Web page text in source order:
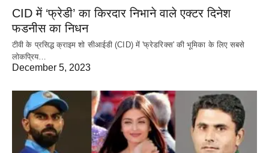
CID में ‘फ्रेडी’ का किरदार निभाने वाले एक्टर दिनेश
फडनीस का निधन
टीवी के प्रसिद्ध क्राइम शो सीआईडी (CID) में 'फ्रेडरिक्स' की भूमिका के लिए सबसे
लोकप्रिय…
December 5, 2023